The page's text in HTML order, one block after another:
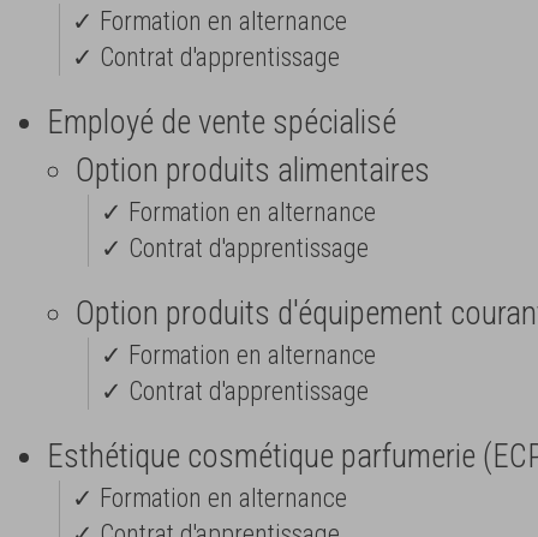
✓ Formation en alternance
✓ Contrat d'apprentissage
Employé de vente spécialisé
Option produits alimentaires
✓ Formation en alternance
✓ Contrat d'apprentissage
Option produits d'équipement
✓ Formation en alternance
✓ Contrat d'apprentissage
Esthétique cosmétique parfumerie
✓ Formation en alternance